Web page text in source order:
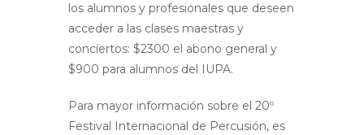
los alumnos y profesionales que deseen
acceder a las clases maestras y
conciertos: $2300 el abono general y
$900 para alumnos del IUPA.
Para mayor información sobre el 20º
Festival Internacional de Percusión, es